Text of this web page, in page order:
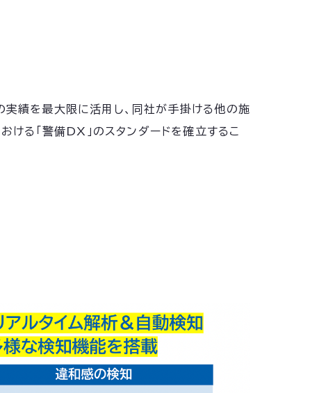
実績を最大限に活用し、同社が手掛ける他の施
る「警備DX」のスタンダードを確立するこ